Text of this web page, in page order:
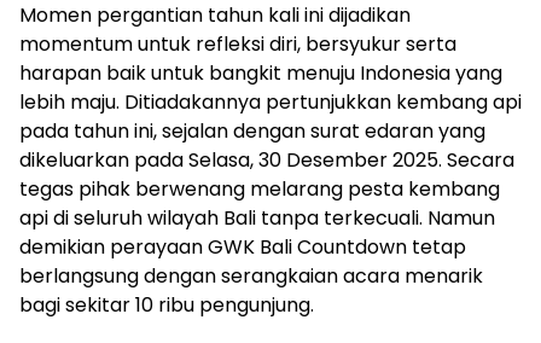
Momen pergantian tahun kali ini dijadikan
momentum untuk refleksi diri, bersyukur serta
harapan baik untuk bangkit menuju Indonesia yang
lebih maju. Ditiadakannya pertunjukkan kembang api
pada tahun ini, sejalan dengan surat edaran yang
dikeluarkan pada Selasa, 30 Desember 2025. Secara
tegas pihak berwenang melarang pesta kembang
api di seluruh wilayah Bali tanpa terkecuali. Namun
demikian perayaan GWK Bali Countdown tetap
berlangsung dengan serangkaian acara menarik
bagi sekitar 10 ribu pengunjung.